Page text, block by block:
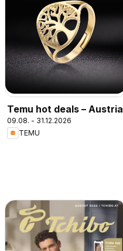
Temu hot deals – Austria
09.08. - 31.12.2026
TEMU